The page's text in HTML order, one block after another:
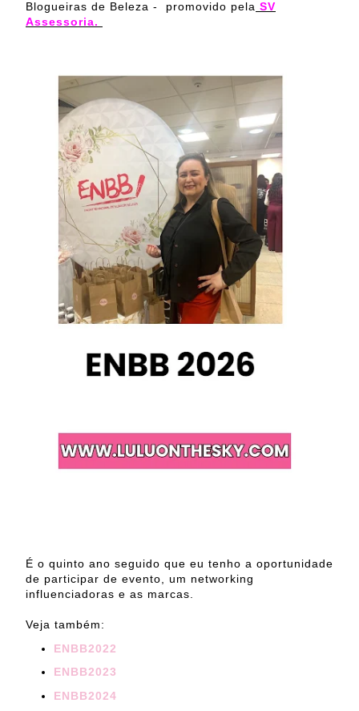
Blogueiras de Beleza - promovido pela SV
Assessoria.
É o quinto ano seguido que eu tenho a oportunidade
de participar de evento, um networking
influenciadoras e as marcas.
Veja também:
ENBB2022
ENBB2023
ENBB2024